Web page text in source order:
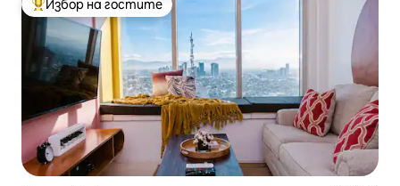
Най-популярен избор на гостите
Избор на гостите